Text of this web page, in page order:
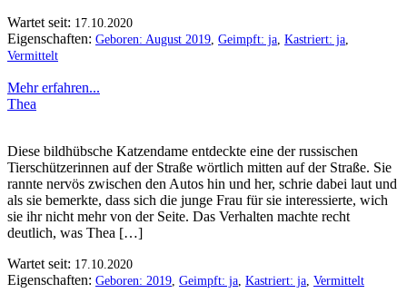
Wartet seit: 17.10.2020
Eigenschaften: Geboren: August 2019 Geimpft: ja Kastriert: ja
Vermittelt
Mehr erfahren...
Thea
Diese bildhübsche Katzendame entdeckte eine der russischen
Tierschützerinnen auf der Straße wörtlich mitten auf der Straße. Sie
rannte nervös zwischen den Autos hin und her, schrie dabei laut und
als sie bemerkte, dass sich die junge Frau für sie interessierte, wich
sie ihr nicht mehr von der Seite. Das Verhalten machte recht
deutlich, was Thea […]
Wartet seit: 17.10.2020
Eigenschaften: Geboren: 2019 Geimpft: ja Kastriert: ja Vermittelt